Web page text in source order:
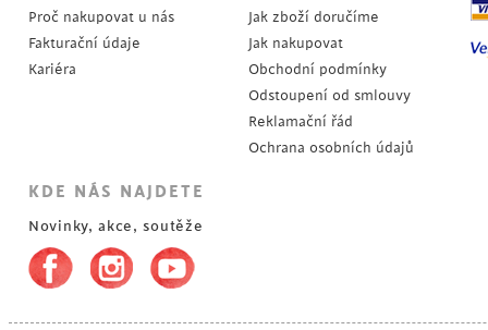
Proč nakupovat u nás
Fakturační údaje
Kariéra
Jak zboží doručíme
Jak nakupovat
Obchodní podmínky
Odstoupení od smlouvy
Reklamační řád
Ochrana osobních údajů
KDE NÁS NAJDETE
Novinky, akce, soutěže